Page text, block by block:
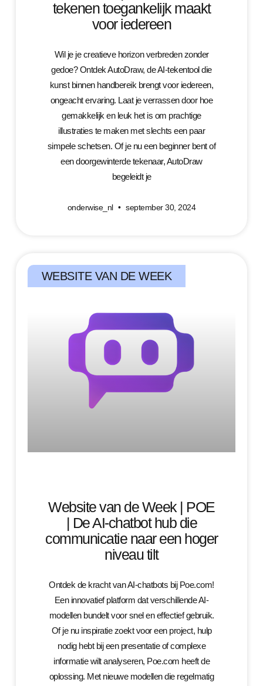
tekenen toegankelijk maakt
voor iedereen
Wil je je creatieve horizon verbreden zonder
gedoe? Ontdek AutoDraw, de AI-tekentool die
kunst binnen handbereik brengt voor iedereen,
ongeacht ervaring. Laat je verrassen door hoe
gemakkelijk en leuk het is om prachtige
illustraties te maken met slechts een paar
simpele schetsen. Of je nu een beginner bent of
een doorgewinterde tekenaar, AutoDraw
begeleidt je
onderwise_nl september 30, 2024
WEBSITE VAN DE WEEK
Website van de Week | POE
| De AI-chatbot hub die
communicatie naar een hoger
niveau tilt
Ontdek de kracht van AI-chatbots bij Poe.com!
Een innovatief platform dat verschillende AI-
modellen bundelt voor snel en effectief gebruik.
Of je nu inspiratie zoekt voor een project, hulp
nodig hebt bij een presentatie of complexe
informatie wilt analyseren, Poe.com heeft de
oplossing. Met nieuwe modellen die regelmatig